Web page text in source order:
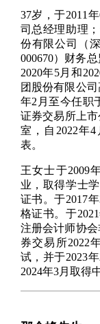
37岁，于2011
司总经理助理
份有限公司（
000670）财务
2020年5月和
团股份有限公
年2月至今任职
证券交易所上
室，自2022年
表。
王女士于2009
业，取得学士
证书。于2017
格证书。于
注册会计师协
券交易所2022
试，并于2023
2024年3月取得